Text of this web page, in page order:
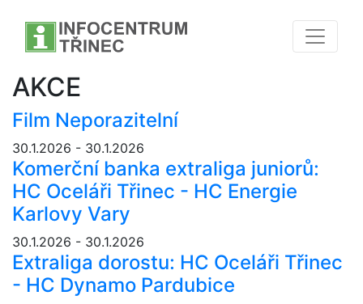
AKCE
Film Neporazitelní
30.1.2026 - 30.1.2026
Komerční banka extraliga juniorů:
HC Oceláři Třinec - HC Energie
Karlovy Vary
30.1.2026 - 30.1.2026
Extraliga dorostu: HC Oceláři Třinec
- HC Dynamo Pardubice